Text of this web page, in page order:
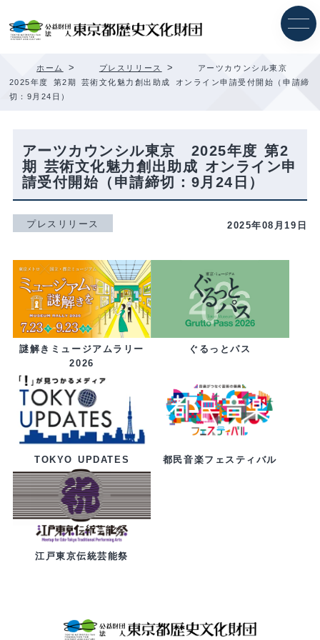
ッ
ホーム > プレスリリース >
アーツカウンシル東京
2025年度 第2期 芸術文化魅力創出助成 オンライン申請受付開始（申請締
切：9月24日）
アーツカウンシル東京 2025年度 第2
期 芸術文化魅力創出助成 オンライン申
請受付開始（申請締切：9月24日）
プレスリリース 2025年08月19日
謎解きミュージアムラリー
2026
ぐるっとパス
TOKYO UPDATES 都民音楽フェスティバル
江戸東京伝統芸能祭